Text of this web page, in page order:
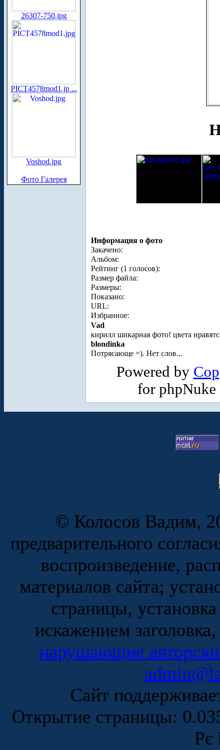
26307-750.jpg
PICT4578mod1.jp ...
Voshod.jpg
Фото Галерея
Информация о фото
Закачено:
Альбом:
Рейтинг (1 голосов):
Размер файла:
Размеры:
Показано:
URL:
Избранное:
Vad
кирилл шикарная фото! цвета
blondinka
Потрясающе =). Нет слов...
Powered by
for
© Колосов Вадим,
предварительного
воспроизведение,
материалов сайта;
страницы,
искажением
нарушающие
Сайт
Открытие страницы:
Рє